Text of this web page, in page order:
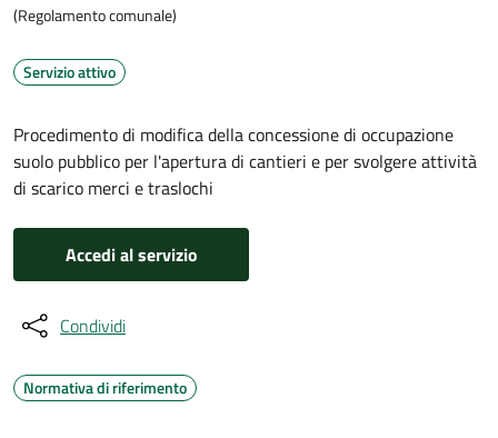
(Regolamento comunale)
Servizio attivo
Procedimento di modifica della concessione di occupazione
suolo pubblico per l'apertura di cantieri e per svolgere attività
di scarico merci e traslochi
Accedi al servizio
Condividi
Normativa di riferimento